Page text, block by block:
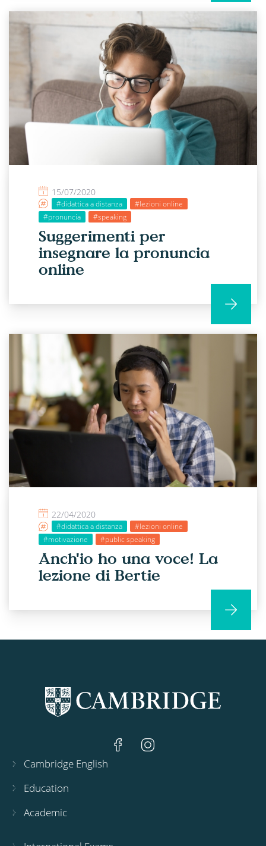
15/07/2020
#didattica a distanza
#lezioni online
#pronuncia
#speaking
Suggerimenti per
insegnare la pronuncia
online
22/04/2020
#didattica a distanza
#lezioni online
#motivazione
#public speaking
Anch'io ho una voce! La
lezione di Bertie
Cambridge English
Education
Academic